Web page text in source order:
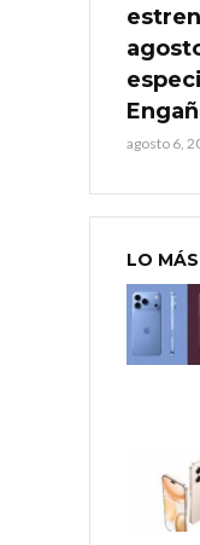
agosto 6,
LO